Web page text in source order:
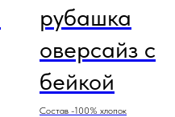
рубашка
оверсайз с
бейкой
Состав -100% хлопок